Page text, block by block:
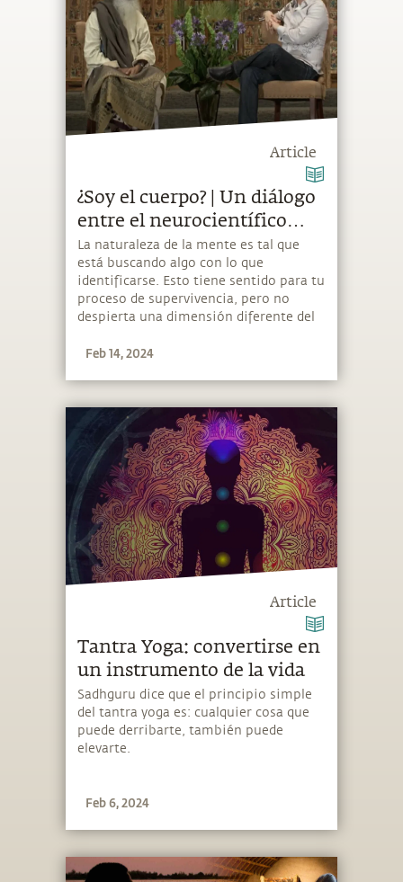
Article
¿Soy el cuerpo? | Un diálogo
entre el neurocientífico
David Eagleman y
Sadhguru
La naturaleza de la mente es tal que
está buscando algo con lo que
identificarse. Esto tiene sentido para tu
proceso de supervivencia, pero no
despierta una dimensión diferente del
no identificarse con nada.
Feb 14, 2024
Article
Tantra Yoga: convertirse en
un instrumento de la vida
Sadhguru dice que el principio simple
del tantra yoga es: cualquier cosa que
puede derribarte, también puede
elevarte.
Feb 6, 2024